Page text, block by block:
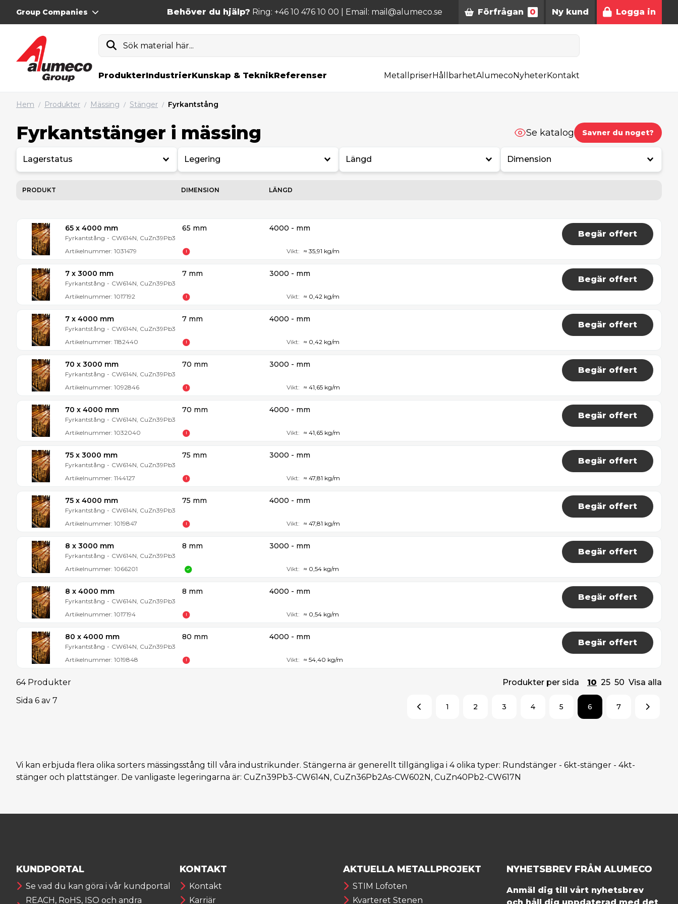
Group Companies Behöver du hjälp? Ring: +46 10 476 10 00 | Email: mail@alumeco.se Förfrågan 0 Ny kund Logga in
Sök material här...
ProdukterIndustrierKunskap & TeknikReferenser MetallpriserHållbarhetAlumecoNyheterKontakt
Hem / Produkter / Mässing / Stänger / Fyrkantstång
Fyrkantstänger i mässing Se katalog Savner du noget?
Lagerstatus Legering Längd Dimension
PRODUKT DIMENSION LÄNGD
65 x 4000 mm
Fyrkantstång - CW614N, CuZn39Pb3
Artikelnummer: 1031479
65 mm 4000 - mm
Begär offert
Vikt: ≈ 35,91 kg/m
7 x 3000 mm
Fyrkantstång - CW614N, CuZn39Pb3
Artikelnummer: 1017192
7 mm 3000 - mm
Begär offert
Vikt: ≈ 0,42 kg/m
7 x 4000 mm
Fyrkantstång - CW614N, CuZn39Pb3
Artikelnummer: 1182440
7 mm 4000 - mm
Begär offert
Vikt: ≈ 0,42 kg/m
70 x 3000 mm
Fyrkantstång - CW614N, CuZn39Pb3
Artikelnummer: 1092846
70 mm 3000 - mm
Begär offert
Vikt: ≈ 41,65 kg/m
70 x 4000 mm
Fyrkantstång - CW614N, CuZn39Pb3
Artikelnummer: 1032040
70 mm 4000 - mm
Begär offert
Vikt: ≈ 41,65 kg/m
75 x 3000 mm
Fyrkantstång - CW614N, CuZn39Pb3
Artikelnummer: 1144127
75 mm 3000 - mm
Begär offert
Vikt: ≈ 47,81 kg/m
75 x 4000 mm
Fyrkantstång - CW614N, CuZn39Pb3
Artikelnummer: 1019847
75 mm 4000 - mm
Begär offert
Vikt: ≈ 47,81 kg/m
8 x 3000 mm
Fyrkantstång - CW614N, CuZn39Pb3
Artikelnummer: 1066201
8 mm 3000 - mm
Begär offert
Vikt: ≈ 0,54 kg/m
8 x 4000 mm
Fyrkantstång - CW614N, CuZn39Pb3
Artikelnummer: 1017194
8 mm 4000 - mm
Begär offert
Vikt: ≈ 0,54 kg/m
80 x 4000 mm
Fyrkantstång - CW614N, CuZn39Pb3
Artikelnummer: 1019848
80 mm 4000 - mm
Begär offert
Vikt: ≈ 54,40 kg/m
64 Produkter Produkter per sida 10 25 50 Visa alla
Sida 6 av 7
1 2 3 4 5 6 7
Vi kan erbjuda flera olika sorters mässingsstång till våra industrikunder. Stängerna är generellt tillgängliga i 4 olika typer: Rundstänger - 6kt-stänger - 4kt-
stänger och plattstänger. De vanligaste legeringarna är: CuZn39Pb3-CW614N, CuZn36Pb2As-CW602N, CuZn40Pb2-CW617N
KUNDPORTAL
Se vad du kan göra i vår kundportal
REACH, RoHS, ISO och andra
KONTAKT
Kontakt
Karriär
AKTUELLA METALLPROJEKT
STIM Lofoten
Kvarteret Stenen
NYHETSBREV FRÅN ALUMECO
Anmäl dig till vårt nyhetsbrev